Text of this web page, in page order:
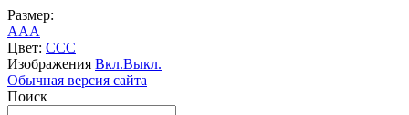
Размер:
AAA
Цвет: CCC
Изображения Вкл.Выкл.
Обычная версия сайта
Поиск